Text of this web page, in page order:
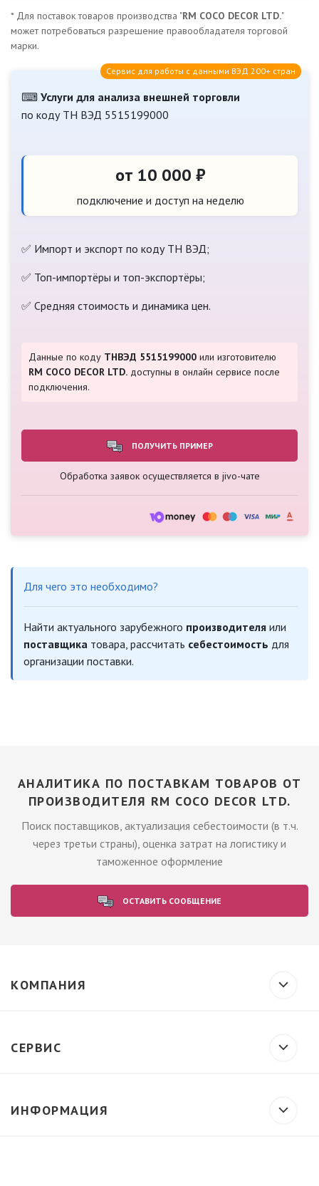
* Для поставок товаров производства "RM COCO DECOR LTD."
может потребоваться разрешение правообладателя торговой
марки.
⌨ Услуги для анализа внешней торговли
по коду ТН ВЭД 5515199000
Сервис для работы с данными ВЭД 200+ стран
от 10 000 ₽
подключение и доступ на неделю
✅ Импорт и экспорт по коду ТН ВЭД;
✅ Топ-импортёры и топ-экспортёры;
✅ Средняя стоимость и динамика цен.
Данные по коду ТНВЭД 5515199000 или изготовителю
RM COCO DECOR LTD. доступны в онлайн сервисе после
подключения.
ПОЛУЧИТЬ ПРИМЕР
Обработка заявок осуществляется в jivo-чате
Для чего это необходимо?
Найти актуального зарубежного производителя или
поставщика товара, рассчитать себестоимость для
организации поставки.
АНАЛИТИКА ПО ПОСТАВКАМ ТОВАРОВ ОТ
ПРОИЗВОДИТЕЛЯ RM COCO DECOR LTD.
Поиск поставщиков, актуализация себестоимости (в т.ч.
через третьи страны), оценка затрат на логистику и
таможенное оформление
ОСТАВИТЬ СООБЩЕНИЕ
КОМПАНИЯ
СЕРВИС
ИНФОРМАЦИЯ